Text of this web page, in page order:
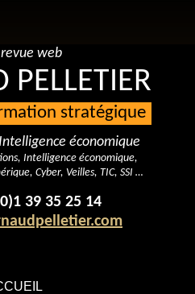
web
PELLETIER
stratégique
économique
Intelligence économique,
Cyber, Veilles, TIC, SSI …
39 35 25 14